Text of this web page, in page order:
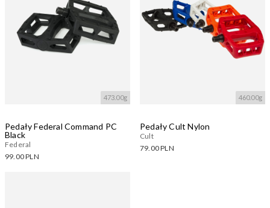
473.00g
Pedały Federal Command PC
Black
Federal
99.00 PLN
460.00g
Pedały Cult Nylon
Cult
79.00 PLN